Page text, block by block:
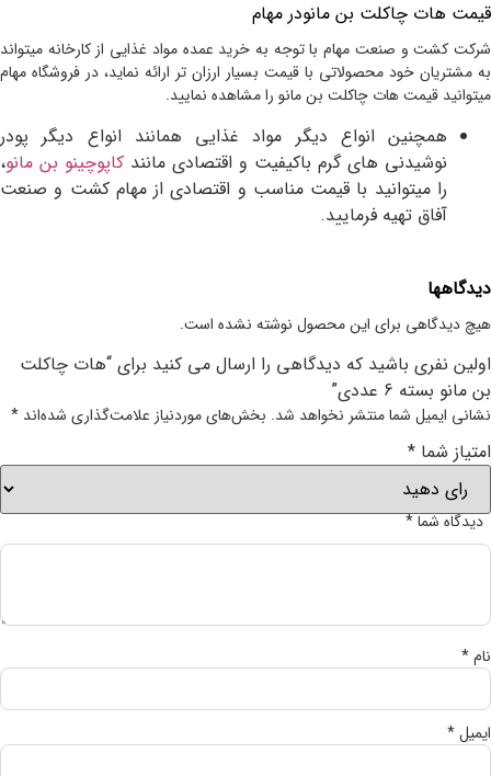
قیمت هات چاکلت بن مانودر مهام
شرکت کشت و صنعت مهام با توجه به خرید عمده مواد غذایی از کارخانه میتواند
به مشتریان خود محصولاتی با قیمت بسیار ارزان تر ارائه نماید، در فروشگاه مهام
میتوانید قیمتهات چاکلت بن مانو را مشاهده نمایید.
همچنین انواع دیگر مواد غذایی همانند انواع دیگر پودر
نوشیدنی های گرم باکیفیت و اقتصادی مانند کاپوچینو بن مانو،
را میتوانید با قیمت مناسب و اقتصادی از مهام کشت و صنعت
آفاق تهیه فرمایید.
دیدگاهها
هیچ دیدگاهی برای این محصول نوشته نشده است.
اولین نفری باشید که دیدگاهی را ارسال می کنید برای “هات چاکلت
بن مانو بسته 6 عددی”
نشانی ایمیل شما منتشر نخواهد شد. بخش‌های موردنیاز علامت‌گذاری شده‌اند *
امتیاز شما *
دیدگاه شما*
نام*
ایمیل*